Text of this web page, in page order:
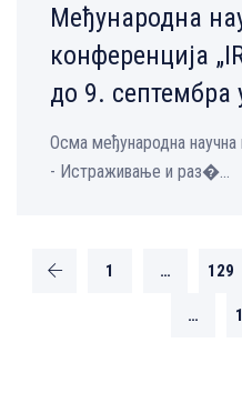
Међународна
конференција
до 9. септембра
Осма међународна научна
- Истраживање и раз�...
1 … 129
…